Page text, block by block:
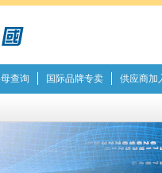
查询 国际品牌专卖 供应商加